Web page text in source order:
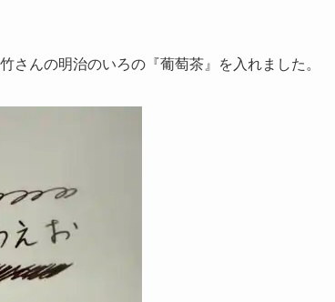
んの明治のいろの『葡萄茶』を入れました。